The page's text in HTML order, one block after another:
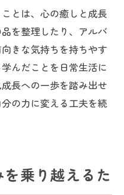
とは、心の癒しと成長
を整理したり、アルバ
きな気持ちを持ちやす
んだことを日常生活に
長への一歩を踏み出せ
の力に変える工夫を続
乗り越えるた